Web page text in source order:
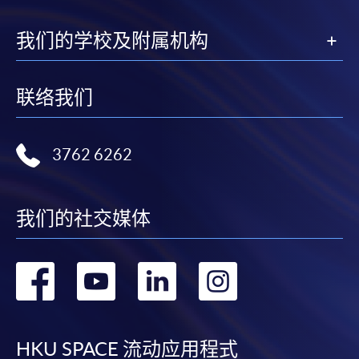
我们的学校及附属机构
联络我们
3762 6262
我们的社交媒体
转 转 转 转
HKU SPACE 流动应用程式